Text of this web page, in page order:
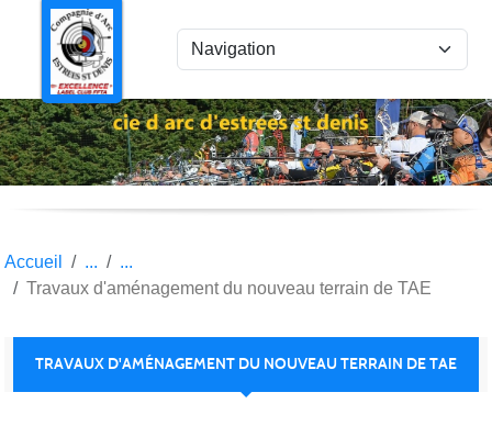
Accueil
Travaux d'aménagement du nouveau terrain de TAE
TRAVAUX D'AMÉNAGEMENT DU NOUVEAU TERRAIN DE TAE
Panneau de gestion des cookies